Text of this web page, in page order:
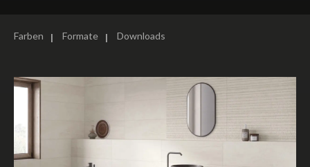
Farben Formate Downloads